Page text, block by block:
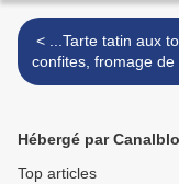
< ...Tarte tatin aux tomates
confites, fromage de chèvre
frais et olives
Hébergé par
Top articles